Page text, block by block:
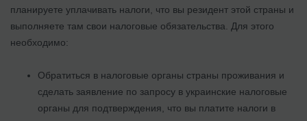
планируете уплачивать налоги, что вы резидент этой страны и
выполняете там свои налоговые обязательства. Для этого
необходимо:
Обратиться в налоговые органы страны проживания и
сделать заявление по запросу в украинские налоговые
органы для подтверждения, что вы платите налоги в